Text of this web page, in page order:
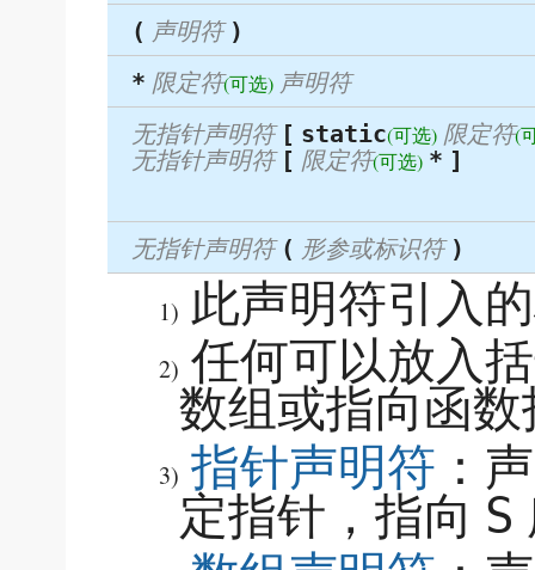
( 声明符 )
* 限定符(可选) 声明符
无指针声明符 [ static(可选) 限定符(
无指针声明符 [ 限定符(可选) * ]
无指针声明符 ( 形参或标识符 )
1) 此声明符引入
2) 任何可以放入
数组或指向函
3) 指针声明符 ：
定指针，指向 S